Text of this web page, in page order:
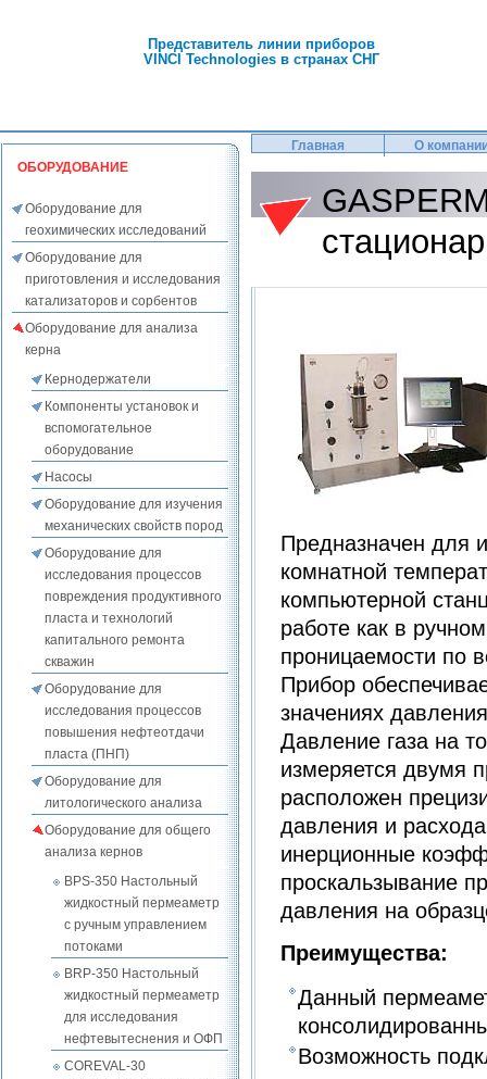
Представитель линии приборов
VINCI Technologies в странах СНГ
ОБОРУДОВАНИЕ
Оборудование для
геохимических исследований
Оборудование для
приготовления и исследования
катализаторов и сорбентов
Оборудование для анализа
керна
Кернодержатели
Компоненты установок и
вспомогательное
оборудование
Насосы
Оборудование для изучения
механических свойств пород
Оборудование для
исследования процессов
повреждения продуктивного
пласта и технологий
капитального ремонта
скважин
Оборудование для
исследования процессов
повышения нефтеотдачи
пласта (ПНП)
Оборудование для
литологического анализа
Оборудование для общего
анализа кернов
BPS-350 Настольный
жидкостный пермеаметр
с ручным управлением
потоками
BRP-350 Настольный
жидкостный пермеаметр
для исследования
нефтевытеснения и ОФП
COREVAL-30
Главная О
Предназначен для
комнатной
компьютерной
работе как в
проницаемости по
Прибор
значениях
Давление газа на
измеряется двумя
расположен
давления и
инерционные
проскальзывание
давления на
Преимущества:
Данный
Возможность